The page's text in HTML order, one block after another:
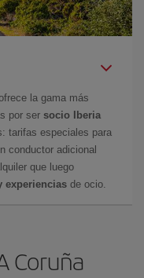
la gama más
por ser socio Iberia
tarifas especiales para
conductor adicional
que luego
experiencias de ocio.
Coruña